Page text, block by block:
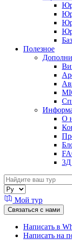
Полезное
О
Мой тур
Связаться с нами
Написать в
Написать на